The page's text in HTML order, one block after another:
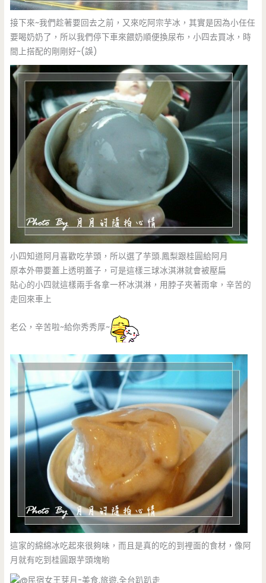
接下來~我們趁著要回去之前，又來吃阿宗芋冰，其實是因為小任任
要喝奶奶了，所以我們停下車來餵奶順便換尿布，小四去買冰，時
間上搭配的剛剛好~(誤)
小四知道阿月喜歡吃芋頭，所以選了芋頭.鳳梨跟桂圓給阿月
原本外帶要蓋上透明蓋子，可是這樣三球冰淇淋就會被壓扁
貼心的小四就這樣兩手各拿一杯冰淇淋，用脖子夾著雨傘，辛苦的
走回來車上
老公，辛苦啦~給你秀秀厚~
這家的綿綿冰吃起來很夠味，而且是真的吃的到裡面的食材，像阿
月就有吃到桂圓跟芋頭塊喲